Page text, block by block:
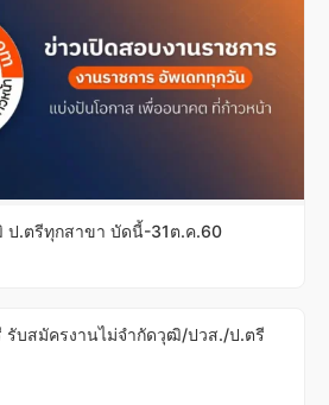
ป.ตรีทุกสาขา บัดนี้-31ต.ค.60
รับสมัครงานไม่จำกัดวุฒิ/ปวส./ป.ตรี